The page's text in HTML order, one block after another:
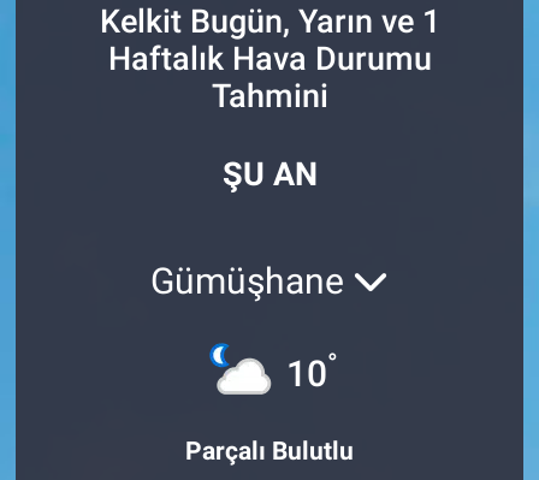
Kelkit Bugün, Yarın ve 1
Haftalık Hava Durumu
Tahmini
ŞU AN
Gümüşhane
10°
Parçalı Bulutlu
Devrek
Kilimli
Resmi İlan
Zonguldak Trafik Yoğunluk Haritası
Süper Lig Puan Durumu ve Fikstür
Son Dakika Haberleri
Haber Arşivi